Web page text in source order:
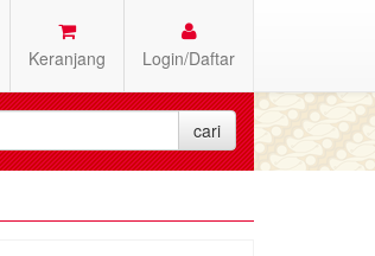
Keranjang Login/Daftar